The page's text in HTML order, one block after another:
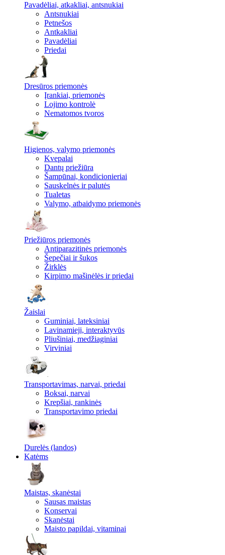
Pavadėliai, atkakliai, antsnukiai
Antsnukiai
Petnešos
Antkakliai
Pavadėliai
Priedai
Dresūros priemonės
Įrankiai, priemonės
Lojimo kontrolė
Nematomos tvoros
Higienos, valymo priemonės
Kvepalai
Dantų priežiūra
Šampūnai, kondicionieriai
Sauskelnės ir palutės
Tualetas
Valymo, atbaidymo priemonės
Priežiūros priemonės
Antiparazitinės priemonės
Šepečiai ir šukos
Žirklės
Kirpimo mašinėlės ir priedai
Žaislai
Guminiai, lateksiniai
Lavinamieji, interaktyvūs
Pliušiniai, medžiaginiai
Virviniai
Transportavimas, narvai, priedai
Boksai, narvai
Krepšiai, rankinės
Transportavimo priedai
Durelės (landos)
Katėms
Maistas, skanėstai
Sausas maistas
Konservai
Skanėstai
Maisto papildai, vitaminai